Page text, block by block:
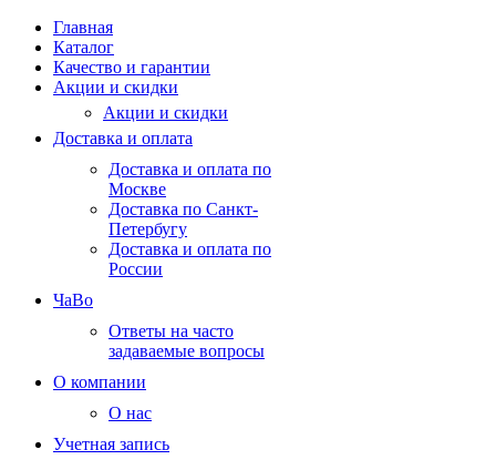
Главная
Каталог
Качество и гарантии
Акции и скидки
Акции и скидки
Доставка и оплата
Доставка и оплата по
Москве
Доставка по Санкт-
Петербугу
Доставка и оплата по
России
ЧаВо
Ответы на часто
задаваемые вопросы
О компании
О нас
Учетная запись